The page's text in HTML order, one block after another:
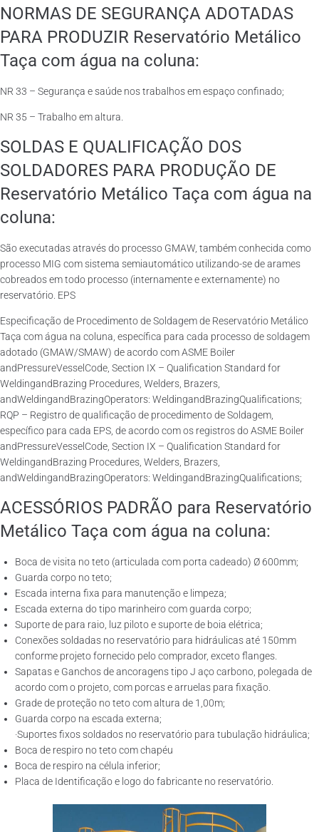
NORMAS DE SEGURANÇA ADOTADAS
PARA PRODUZIR Reservatório Metálico
Taça com água na coluna:
NR 33 – Segurança e saúde nos trabalhos em espaço confinado;
NR 35 – Trabalho em altura.
SOLDAS E QUALIFICAÇÃO DOS
SOLDADORES PARA PRODUÇÃO DE
Reservatório Metálico Taça com água na
coluna:
São executadas através do processo GMAW, também conhecida como
processo MIG com sistema semiautomático utilizando-se de arames
cobreados em todo processo (internamente e externamente) no
reservatório. EPS
Especificação de Procedimento de Soldagem de Reservatório Metálico
Taça com água na coluna, específica para cada processo de soldagem
adotado (GMAW/SMAW) de acordo com ASME Boiler
andPressureVesselCode, Section IX – Qualification Standard for
WeldingandBrazing Procedures, Welders, Brazers,
andWeldingandBrazingOperators: WeldingandBrazingQualifications;
RQP – Registro de qualificação de procedimento de Soldagem,
específico para cada EPS, de acordo com os registros do ASME Boiler
andPressureVesselCode, Section IX – Qualification Standard for
WeldingandBrazing Procedures, Welders, Brazers,
andWeldingandBrazingOperators: WeldingandBrazingQualifications;
ACESSÓRIOS PADRÃO para Reservatório
Metálico Taça com água na coluna:
Boca de visita no teto (articulada com porta cadeado) Ø 600mm;
Guarda corpo no teto;
Escada interna fixa para manutenção e limpeza;
Escada externa do tipo marinheiro com guarda corpo;
Suporte de para raio, luz piloto e suporte de boia elétrica;
Conexões soldadas no reservatório para hidráulicas até 150mm
conforme projeto fornecido pelo comprador, exceto flanges.
Sapatas e Ganchos de ancoragens tipo J aço carbono, polegada de
acordo com o projeto, com porcas e arruelas para fixação.
Grade de proteção no teto com altura de 1,00m;
Guarda corpo na escada externa;
·Suportes fixos soldados no reservatório para tubulação hidráulica;
Boca de respiro no teto com chapéu
Boca de respiro na célula inferior;
Placa de Identificação e logo do fabricante no reservatório.